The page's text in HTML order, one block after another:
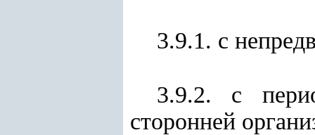
3.9.1. с
3.9.2. с
сторонней